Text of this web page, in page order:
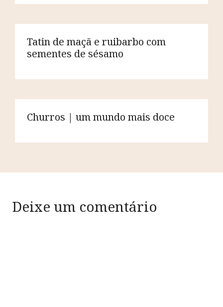
Tatin de maçã e ruibarbo com
sementes de sésamo
Churros | um mundo mais doce
Deixe um comentário